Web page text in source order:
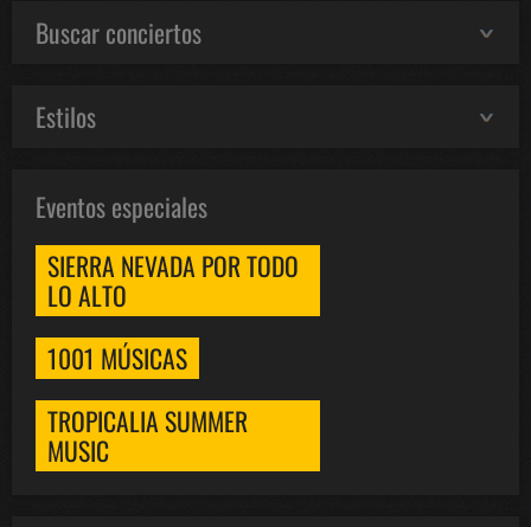
Buscar conciertos
Estilos
Eventos especiales
SIERRA NEVADA POR TODO
LO ALTO
1001 MÚSICAS
TROPICALIA SUMMER
MUSIC